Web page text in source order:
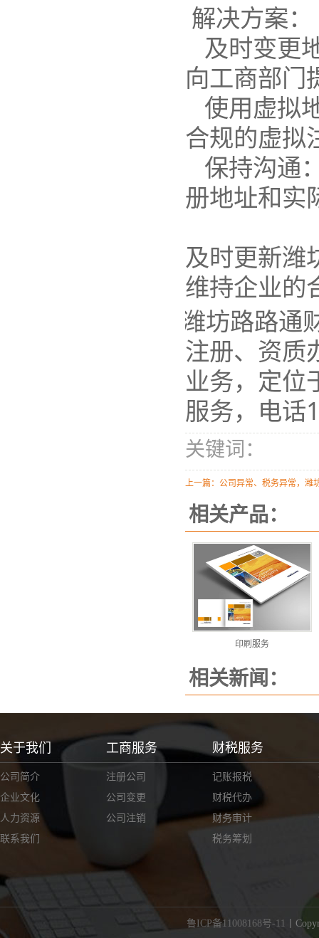
解决方案：
及时变更
向工商部门
使用虚拟
合规的虚拟
保持沟通
册地址和实
及时更新潍
维持企业的
潍坊路路通
商注册、资
等业务，定
家服务， 电话
关键词：
上一篇： 公司异常、税务异常，潍
相关产品：
印刷服务
相关新闻：
关于我们
公司简介
企业文化
人力资源
联系我们
工商服务
注册公司
公司变更
公司注销
财税服务
记账报税
财税代办
财务审计
税务筹划
鲁ICP备11008168号-11 丨